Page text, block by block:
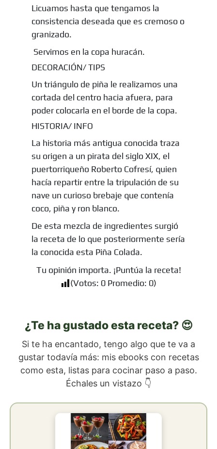
Licuamos hasta que tengamos la
consistencia deseada que es cremoso o
granizado.
Servimos en la copa huracán.
DECORACIÓN/ TIPS
Un triángulo de piña le realizamos una
cortada del centro hacia afuera, para
poder colocarla en el borde de la copa.
HISTORIA/ INFO
La historia más antigua conocida traza
su origen a un pirata del siglo XIX, el
puertorriqueño Roberto Cofresí, quien
hacía repartir entre la tripulación de su
nave un curioso brebaje que contenía
coco, piña y ron blanco.
De esta mezcla de ingredientes surgió
la receta de lo que posteriormente sería
la conocida esta Piña Colada.
Tu opinión importa. ¡Puntúa la receta!
(Votos: 0 Promedio: 0)
¿Te ha gustado esta receta? 😍
Si te ha encantado, tengo algo que te va a
gustar todavía más: mis ebooks con recetas
como esta, listas para cocinar paso a paso.
Échales un vistazo 👇